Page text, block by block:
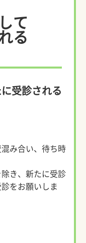
て
る
受診される
み合い、待ち時
き、新たに受診
をお願いしま